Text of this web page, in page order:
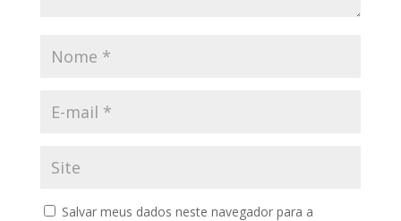
Salvar meus dados neste navegador para a